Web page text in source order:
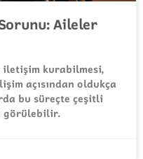
Aileler
iletişim kurabilmesi,
açısından oldukça
bu süreçte çeşitli
görülebilir.